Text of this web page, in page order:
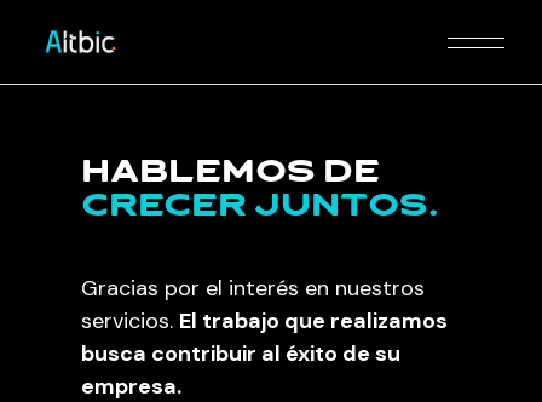
Hablemos de
crecer juntos.
Gracias por el interés en nuestros
servicios. El trabajo que realizamos
busca contribuir al éxito de su
empresa.